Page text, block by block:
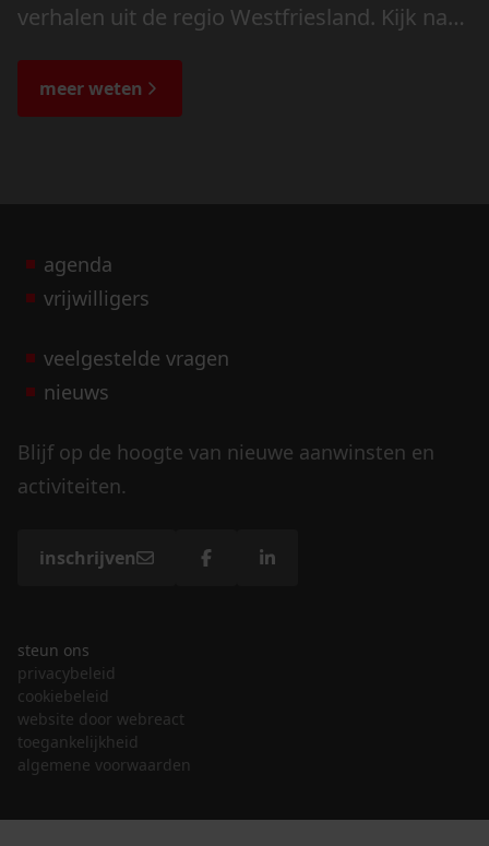
verhalen uit de regio Westfriesland. Kijk naar
de bijzondere verhalen.
meer weten
agenda
vrijwilligers
veelgestelde vragen
nieuws
Blijf op de hoogte van nieuwe aanwinsten en
activiteiten.
inschrijven
steun ons
privacybeleid
cookiebeleid
website door webreact
toegankelijkheid
algemene voorwaarden